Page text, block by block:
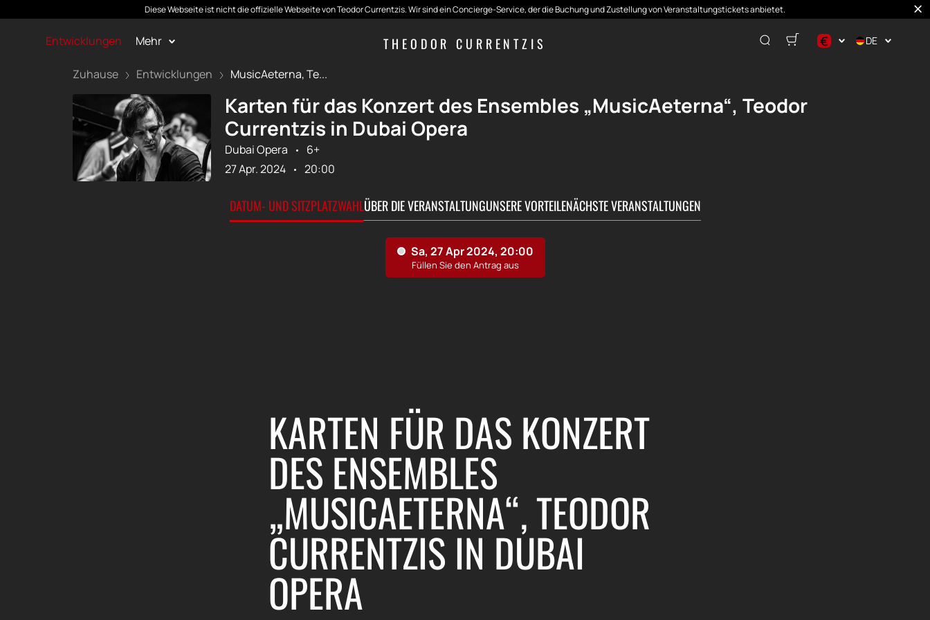
Diese Webseite ist nicht die offizielle Webseite von Teodor Currentzis. Wir sind ein Concierge-Service, der die Buchung und Zustellung von Veranstaltungstickets anbietet.
THEODOR CURRENTZIS
Entwicklungen Mehr € DE
Zuhause Entwicklungen MusicAeterna, Te...
Karten für das Konzert des Ensembles „MusicAeterna“, Teodor
Currentzis in Dubai Opera
Dubai Opera
6+
27 Apr. 2024
20:00
DATUM- UND SITZPLATZWAHLÜBER DIE VERANSTALTUNGUNSERE VORTEILENÄCHSTE VERANSTALTUNGEN
KARTEN FÜR DAS KONZERT
DES ENSEMBLES
„MUSICAETERNA“, TEODOR
CURRENTZIS IN DUBAI
OPERA